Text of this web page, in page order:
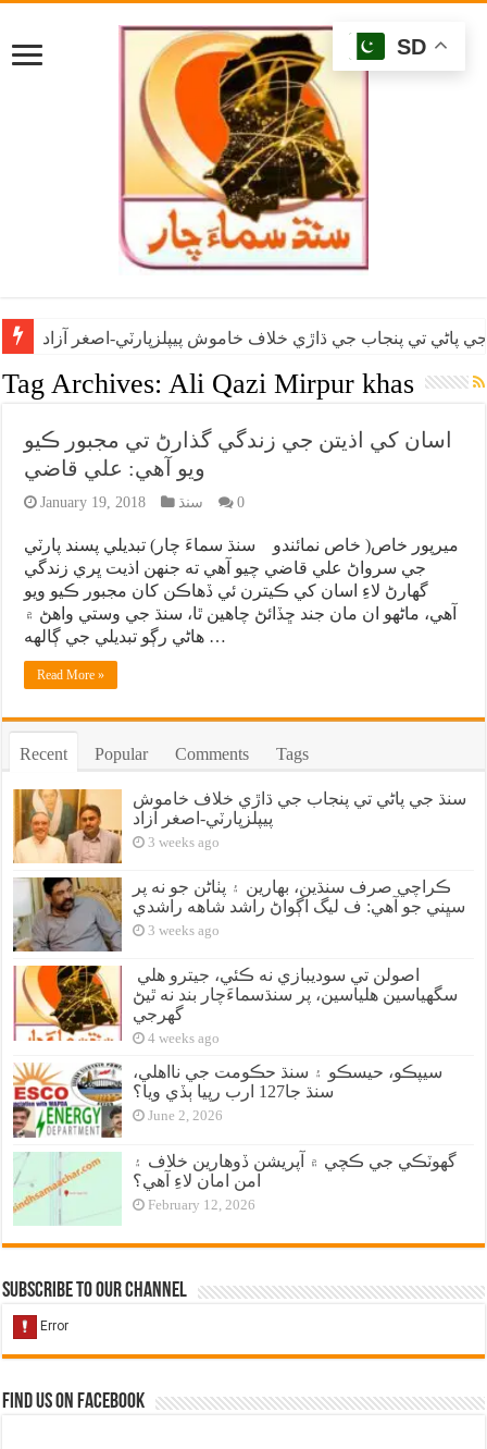
پاڻي تي پنجاب جي ڌاڙي خلاف خاموش پيپلزپارٽي-اصغر آزاد
Tag Archives:Ali Qazi Mirpur khas
اسان کي اذيتن جي زندگي گذارڻ تي مجبور ڪيو
ويو آهي: علي قاضي
January 19, 2018 سنڌ 0
ميرپور خاص( خاص نمائندو سنڌ سماءَ چار) تبديلي پسند پارٽي
جي سرواڻ علي قاضي چيو آهي ته جنهن اذيت ڀري زندگي
گهارڻ لاءِ اسان کي ڪيترن ئي ڏهاڪن کان مجبور ڪيو ويو
آهي، ماڻهو ان مان جند ڇڏائڻ چاهين ٿا، سنڌ جي وستي واهڻ ۾
هاڻي رڳو تبديلي جي ڳالهه …
Read More »
Recent Popular Comments Tags
سنڌ جي پاڻي تي پنجاب جي ڌاڙي خلاف خاموش
پيپلزپارٽي-اصغر آزاد
3 weeks ago
ڪراچي صرف سنڌين، بهارين ۽ پٺاڻن جو نه پر
سڀني جو آهي: ف ليگ اڳواڻ راشد شاهه راشدي
3 weeks ago
سگهياسين هلياسين، پر سنڌسماءَچار بند نه ٿيڻ
گهرجي
4 weeks ago
سيپڪو، حيسڪو ۽ سنڌ حڪومت جي نااهلي،
سنڌ جا127 ارب رپيا ٻڏي ويا؟
June 2, 2026
گهوٽڪي جي ڪچي ۾ آپريشن ڏوهارين خلاف ۽
امن امان لاءِ آهي؟
February 12, 2026
Subscribe to our Channel
Find us on Facebook
SD